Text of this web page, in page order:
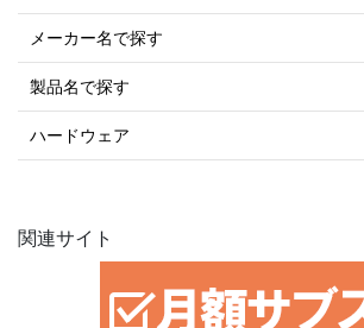
メーカー名で探す
製品名で探す
ハードウェア
関連サイト